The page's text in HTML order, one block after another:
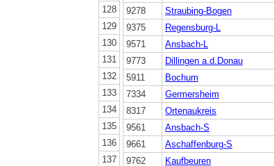
128
129
130
131
132
133
134
135
136
137
9278
Straubing-Bogen
9375
Regensburg-L
9571
Ansbach-L
9773
Dillingen a.d.Donau
5911
Bochum
7334
Germersheim
8317
Ortenaukreis
9561
Ansbach-S
9661
Aschaffenburg-S
9762
Kaufbeuren